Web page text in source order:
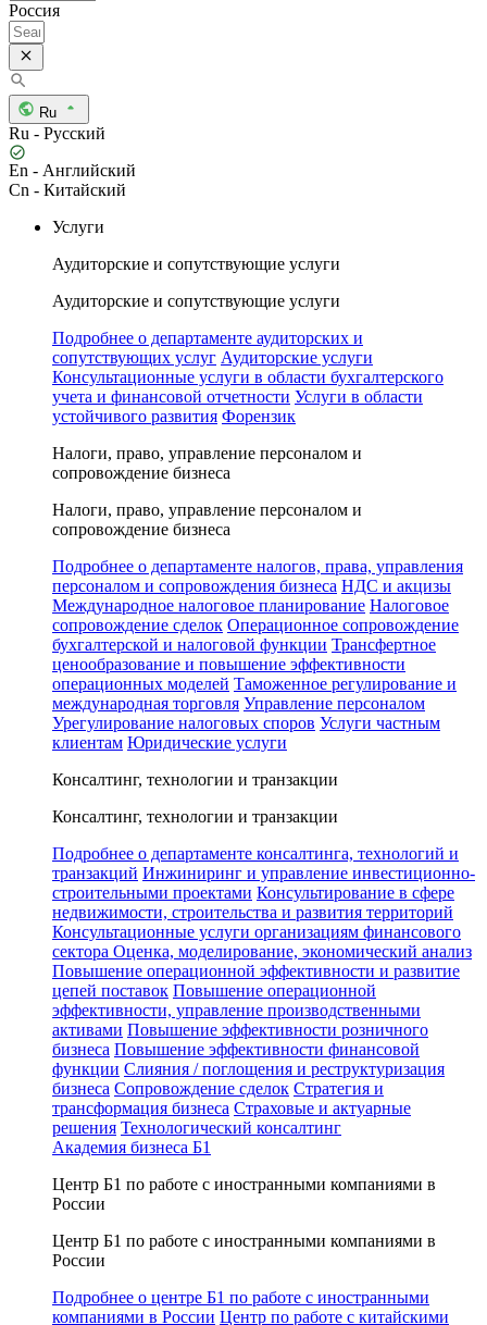
Россия
Ru
Ru - Русский
En - Английский
Cn - Китайский
Услуги
Аудиторские и сопутствующие услуги
Аудиторские и сопутствующие услуги
Подробнее о департаменте аудиторских и
сопутствующих услуг Аудиторские услуги
Консультационные услуги в области бухгалтерского
учета и финансовой отчетности Услуги в области
устойчивого развития Форензик
Налоги, право, управление персоналом и
сопровождение бизнеса
Налоги, право, управление персоналом и
сопровождение бизнеса
Подробнее о департаменте налогов, права, управления
персоналом и сопровождения бизнеса НДС и акцизы
Международное налоговое планирование Налоговое
сопровождение сделок Операционное сопровождение
бухгалтерской и налоговой функции Трансфертное
ценообразование и повышение эффективности
операционных моделей Таможенное регулирование и
международная торговля Управление персоналом
Урегулирование налоговых споров Услуги частным
клиентам Юридические услуги
Консалтинг, технологии и транзакции
Консалтинг, технологии и транзакции
Подробнее о департаменте консалтинга, технологий и
транзакций Инжиниринг и управление инвестиционно-
строительными проектами Консультирование в сфере
недвижимости, строительства и развития территорий
Консультационные услуги организациям финансового
сектора Оценка, моделирование, экономический анализ
Повышение операционной эффективности и развитие
цепей поставок Повышение операционной
эффективности, управление производственными
активами Повышение эффективности розничного
бизнеса Повышение эффективности финансовой
функции Слияния / поглощения и реструктуризация
бизнеса Сопровождение сделок Стратегия и
трансформация бизнеса Страховые и актуарные
решения Технологический консалтинг
Академия бизнеса Б1
Центр Б1 по работе с иностранными компаниями в
России
Центр Б1 по работе с иностранными компаниями в
России
Подробнее о центре Б1 по работе с иностранными
компаниями в России Центр по работе с китайскими